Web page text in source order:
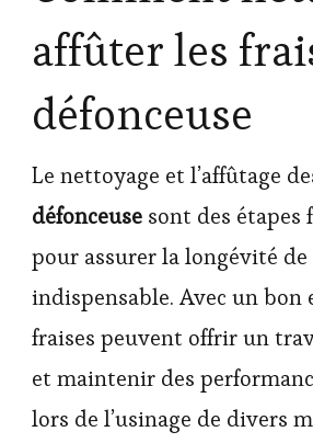
affûter les
défonceuse
Le nettoyage et l’affûtage
défonceuse sont des étapes
pour assurer la longévité
indispensable. Avec un bon
fraises peuvent offrir un
et maintenir des
lors de l’usinage de divers